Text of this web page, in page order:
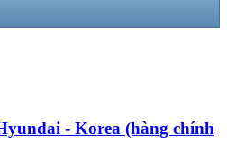
- Korea (hàng chính